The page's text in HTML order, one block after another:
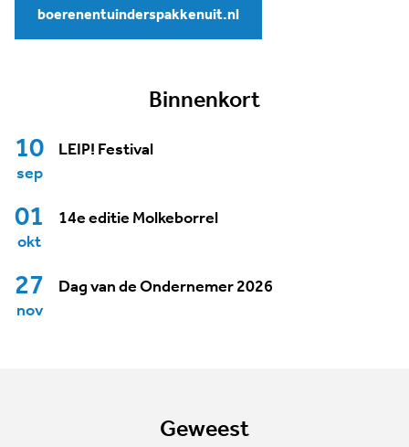
boerenentuinderspakkenuit.nl
Binnenkort
10
sep
LEIP! Festival
01
okt
14e editie Molkeborrel
27
nov
Dag van de Ondernemer 2026
Geweest